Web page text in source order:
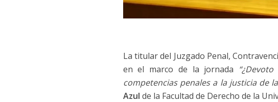
La titular del Juzgado Penal,
en el marco de la jornada
competencias penales a la justicia de
Azul de la Facultad de Derecho de la